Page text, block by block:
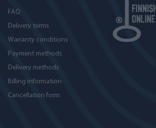
FAQ
Delivery terms
Warranty conditions
Payment methods
Delivery methods
Billing information
Cancellation form